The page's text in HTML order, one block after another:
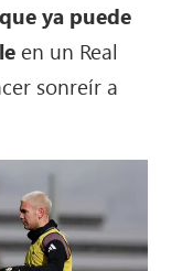
ya puede
en un Real
sonreír a